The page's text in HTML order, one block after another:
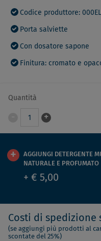
Codice produttore:
Porta salviette
Con dosatore sapone
Finitura: cromato e
Quantità
1 +
AGGIUNGI DETERGENTE
NATURALE E PROFUMATO
+ € 5,00
Costi di spedizione
(se aggiungi più prodotti al
scontate del 25%)